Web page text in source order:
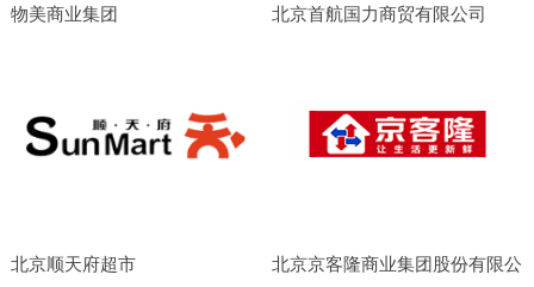
物美商业集团 北京首航国力商贸有限公司
北京顺天府超市 北京京客隆商业集团股份有限公